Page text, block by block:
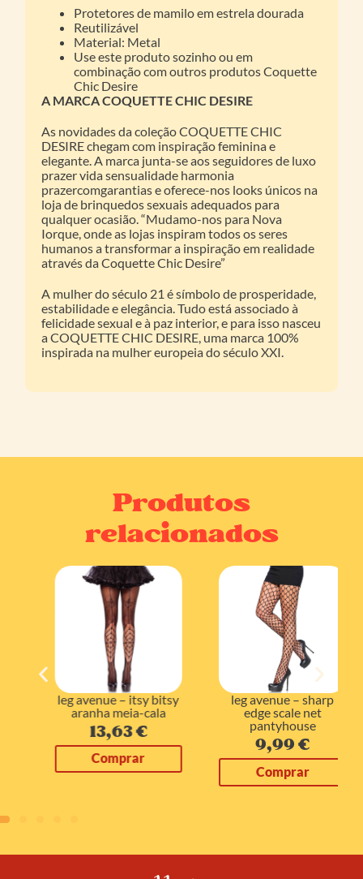
Protetores de mamilo em estrela dourada
Reutilizável
Material: Metal
Use este produto sozinho ou em
combinação com outros produtos Coquette
Chic Desire
A MARCA COQUETTE CHIC DESIRE
As novidades da coleção COQUETTE CHIC
DESIRE chegam com inspiração feminina e
elegante. A marca junta-se aos seguidores de luxo
prazer vida sensualidade harmonia
prazercomgarantias e oferece-nos looks únicos na
loja de brinquedos sexuais adequados para
qualquer ocasião. “Mudamo-nos para Nova
Iorque, onde as lojas inspiram todos os seres
humanos a transformar a inspiração em realidade
através da Coquette Chic Desire”
A mulher do século 21 é símbolo de prosperidade,
estabilidade e elegância. Tudo está associado à
felicidade sexual e à paz interior, e para isso nasceu
a COQUETTE CHIC DESIRE, uma marca 100%
inspirada na mulher europeia do século XXI.
Produtos
relacionados
leg avenue – itsy bitsy
aranha meia-cala
13,63€
Comprar
leg avenue – sharp
edge scale net
pantyhouse
9,99€
Comprar